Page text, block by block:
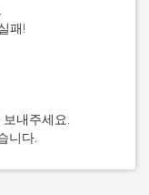
패!
내주세요.
니다.